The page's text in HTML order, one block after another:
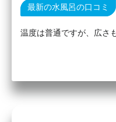
最新の水風呂の口コミ
温度は普通ですが、広さ